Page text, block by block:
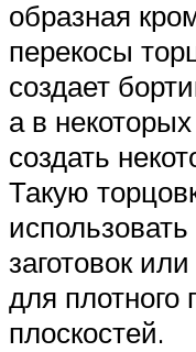
образная
перекосы
создает
а в
создать
Такую
заготовок
для
плоскостей.